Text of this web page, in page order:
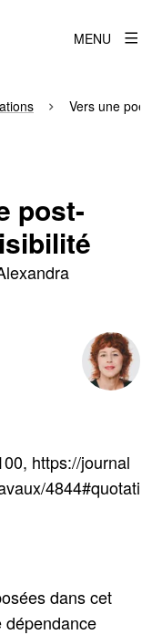
MENU
Vers une
post-
https://journal
4844#quotati
dans cet
dépendance